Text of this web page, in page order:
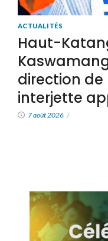
ACTUALITÉS
Haut-
direction de
interjette
7 août 2026 /